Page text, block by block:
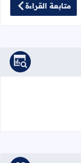
متابعة القراءة